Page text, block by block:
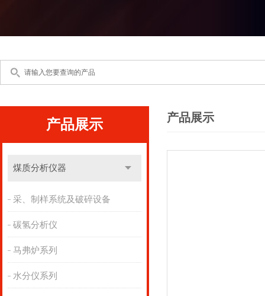
产品展示
煤质分析仪器
采、制样系统及破碎设备
碳氢分析仪
马弗炉系列
水分仪系列
产品展示